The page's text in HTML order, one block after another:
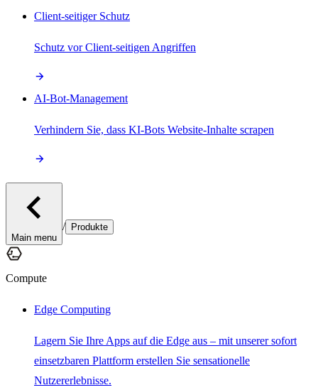
Client-seitiger Schutz
Schutz vor Client-seitigen Angriffen
AI-Bot-Management
Verhindern Sie, dass KI-Bots Website-Inhalte scrapen
Main menu
/ Produkte
Compute
Edge Computing
Lagern Sie Ihre Apps auf die Edge aus – mit unserer sofort
einsetzbaren Plattform erstellen Sie sensationelle
Nutzererlebnisse.